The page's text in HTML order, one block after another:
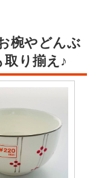
椀やどんぶ
り揃え♪